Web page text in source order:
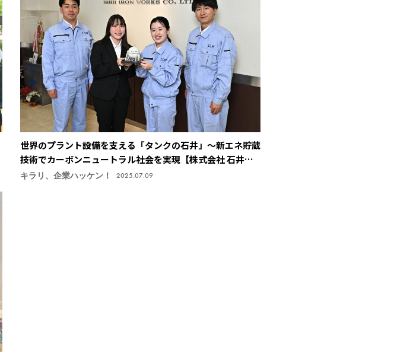
世界のプラント設備を支える「タンクの石井」～新エネ貯蔵
技術でカーボンニュートラル社会を実現【株式会社 石井鐵
工所】
キラリ、企業ハッケン！ 2025.07.09